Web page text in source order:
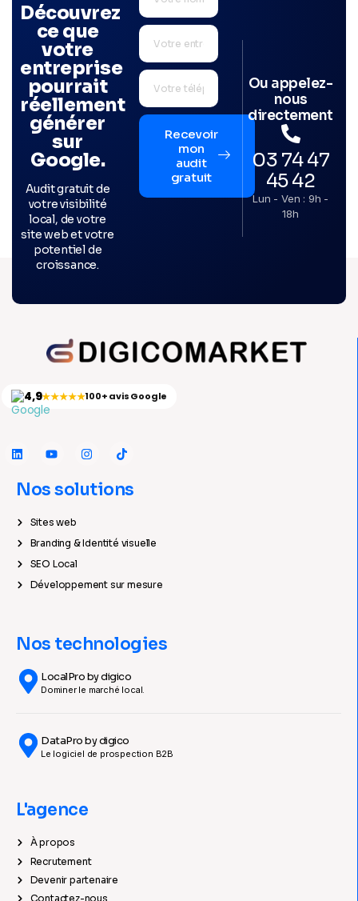
Découvrez
ce que
votre
entreprise
pourrait
réellement
générer
sur
Google.
Audit gratuit de
votre visibilité
local, de votre
site web et votre
potentiel de
croissance.
Recevoir
mon
audit
gratuit
Ou appelez-
nous
directement
03 74 47
45 42
Lun - Ven : 9h -
18h
4,9★★★★★100+ avis Google
Nos solutions
Sites web
Branding & Identité visuelle
SEO Local
Développement sur mesure
Nos technologies
LocalPro by digico
Dominer le marché local.
DataPro by digico
Le logiciel de prospection B2B
L'agence
À propos
Recrutement
Devenir partenaire
Contactez-nous